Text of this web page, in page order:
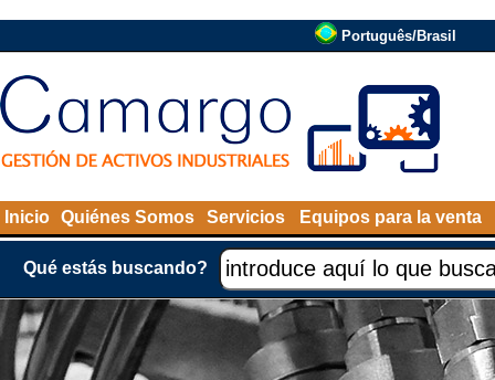
Português/Brasil
Inicio Quiénes Somos Servicios Equipos para la venta
Qué estás buscando?